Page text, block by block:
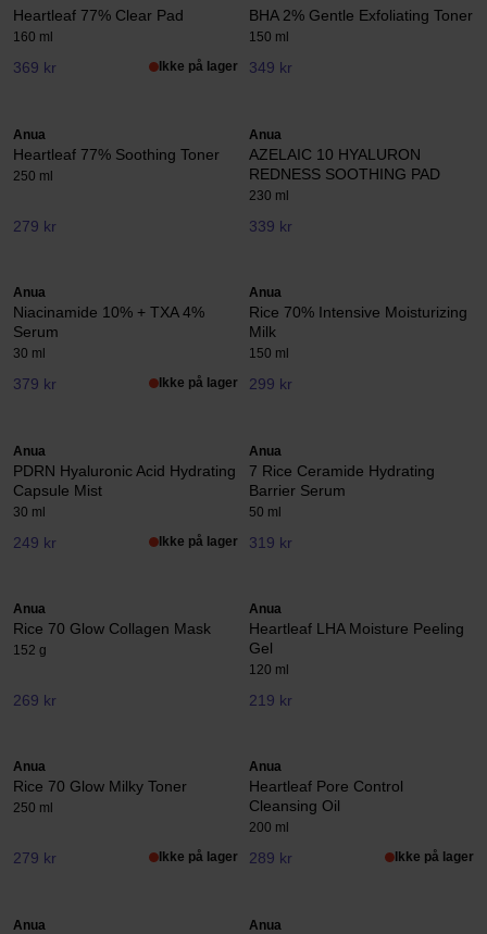
Heartleaf 77% Clear Pad
160 ml
369 kr Ikke på lager
BHA 2% Gentle Exfoliating Toner
150 ml
349 kr
Anua
Heartleaf 77% Soothing Toner
250 ml
279 kr
Anua
AZELAIC 10 HYALURON
REDNESS SOOTHING PAD
230 ml
339 kr
Anua
Niacinamide 10% + TXA 4%
Serum
30 ml
379 kr Ikke på lager
Anua
Rice 70% Intensive Moisturizing
Milk
150 ml
299 kr
Anua
PDRN Hyaluronic Acid Hydrating
Capsule Mist
30 ml
249 kr Ikke på lager
Anua
7 Rice Ceramide Hydrating
Barrier Serum
50 ml
319 kr
Anua
Rice 70 Glow Collagen Mask
152 g
269 kr
Anua
Heartleaf LHA Moisture Peeling
Gel
120 ml
219 kr
Anua
Rice 70 Glow Milky Toner
250 ml
279 kr Ikke på lager
Anua
Heartleaf Pore Control
Cleansing Oil
200 ml
289 kr Ikke på lager
Anua Anua